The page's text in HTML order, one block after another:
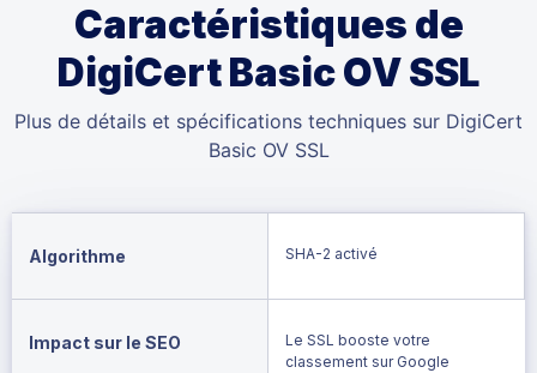
Caractéristiques de
DigiCert Basic OV SSL
Plus de détails et spécifications techniques sur DigiCert
Basic OV SSL
Algorithme SHA-2 activé
Impact sur le SEO
Le SSL booste votre
classement sur Google